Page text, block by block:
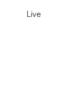
Live